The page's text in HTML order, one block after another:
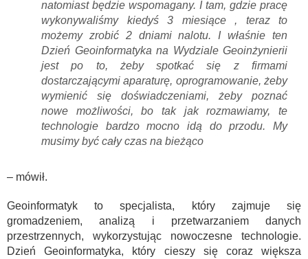
natomiast będzie wspomagany. I tam, gdzie pracę
wykonywaliśmy kiedyś 3 miesiące , teraz to
możemy zrobić 2 dniami nalotu. I właśnie ten
Dzień Geoinformatyka na Wydziale Geoinżynierii
jest po to, żeby spotkać się z firmami
dostarczającymi aparaturę, oprogramowanie, żeby
wymienić się doświadczeniami, żeby poznać
nowe możliwości, bo tak jak rozmawiamy, te
technologie bardzo mocno idą do przodu. My
musimy być cały czas na bieżąco
– mówił.
Geoinformatyk to specjalista, który zajmuje się
gromadzeniem, analizą i przetwarzaniem danych
przestrzennych, wykorzystując nowoczesne technologie.
Dzień Geoinformatyka, który cieszy się coraz większa